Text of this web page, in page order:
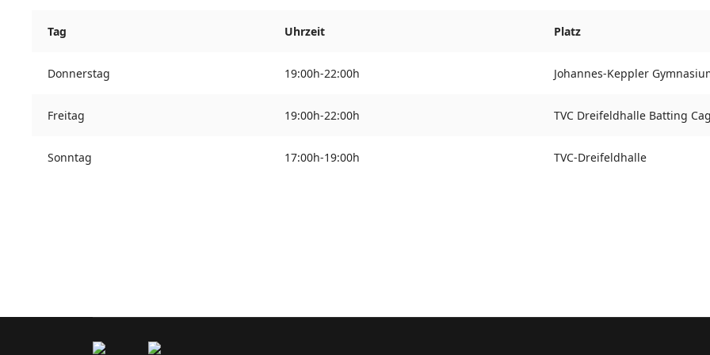
Tag Uhrzeit Platz
Donnerstag 19:00h-22:00h Johannes-Keppler
Freitag 19:00h-22:00h TVC Dreifeldhalle Batting
Sonntag 17:00h-19:00h TVC-Dreifeldhalle